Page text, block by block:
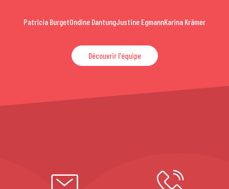
Patricia BurgetOndine DantungJustine EgmannKarina Krämer
Découvrir l'équipe